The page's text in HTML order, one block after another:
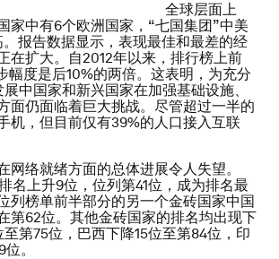
全球层面上
家中有6个欧洲国家，“七国集团”中美
报告数据显示，表现最佳和最差的经
在扩大。自2012年以来，排行榜上前
幅度是后10%的两倍。这表明，为充分
中国家和新兴国家在加强基础设施、
面仍面临着巨大挑战。尽管超过一半的
机，但目前仅有39%的人口接入互联
网络就绪方面的总体进展令人失望。
名上升9位，位列第41位，成为排名最
列榜单前半部分的另一个金砖国家中国
第62位。其他金砖国家的排名均出现下
第75位，巴西下降15位至第84位，印
。